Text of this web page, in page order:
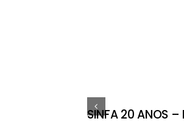
SINFA 20 ANOS –